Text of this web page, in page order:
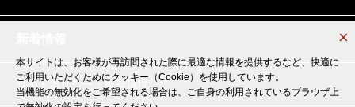
本サイトは、お客様が再訪問された際に最適な情報を提供するなど、快適に
ご利用いただくためにクッキー（Cookie）を使用しています。
当機能の無効化をご希望される場合は、ご自身の利用されているブラウザ上
本サイトは、お客様が再訪問された際に最適な情報を提供するなど、快適に
ご利用いただくためにクッキー（Cookie）を使用しています。
当機能の無効化をご希望される場合は、ご自身の利用されているブラウザ上
サイトポリシー・推奨環境